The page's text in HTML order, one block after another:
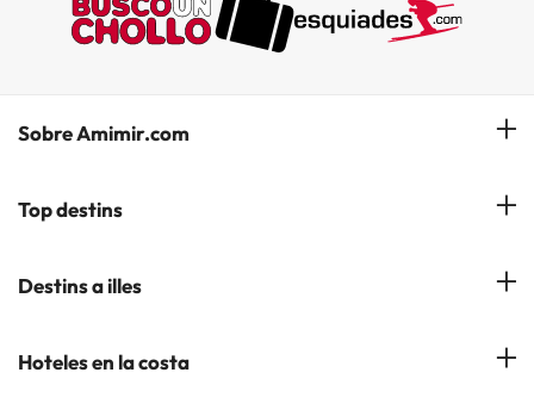
Sobre Amimir.com
¿Qui som?
Opinions
Top destins
Hotels a Salou
Hotels a Andorra la Vella
Destins a illes
Hotels a les Illes Balears
Hoteles en la costa